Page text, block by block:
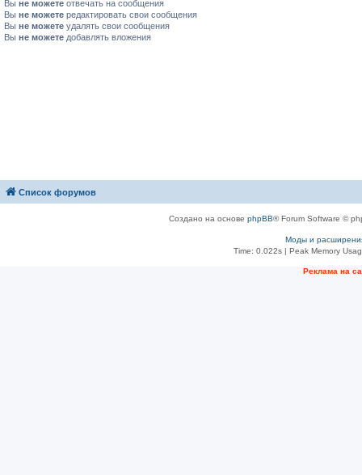
Вы не можете отвечать на сообщения
Вы не можете редактировать свои сообщения
Вы не можете удалять свои сообщения
Вы не можете добавлять вложения
Список форумов
Создано на основе phpBB® Forum Software ©
Моды и
Time: 0.022s| Peak Memory
Рeклама на